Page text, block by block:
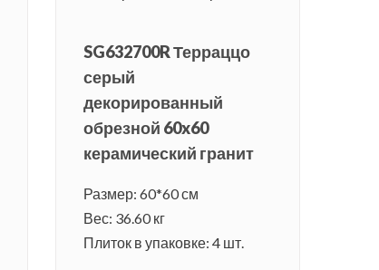
SG632700R Терраццо
серый
декорированный
обрезной 60x60
керамический гранит
Размер: 60*60 см
Вес: 36.60 кг
Плиток в упаковке: 4 шт.